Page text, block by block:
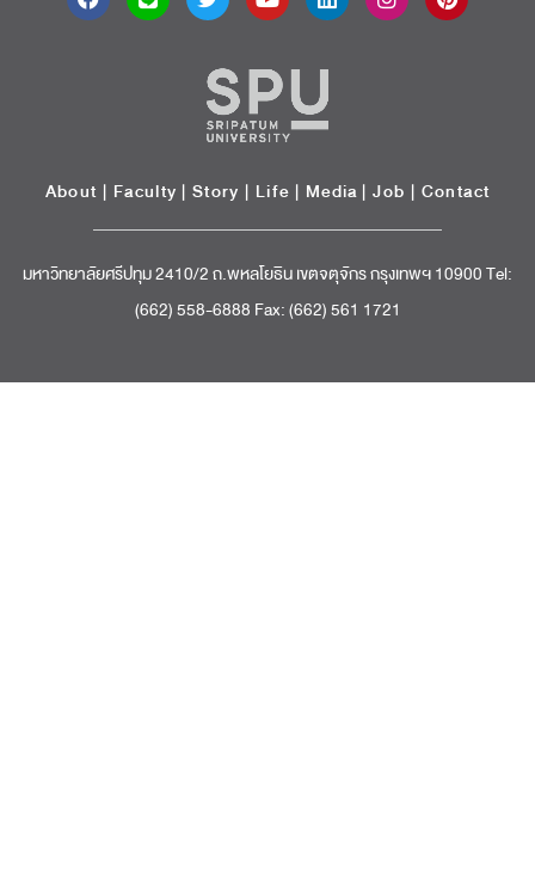
About | Faculty | Story | Life | Media |Job | Contact
มหาวิทยาลัยศรีปทุม 2410/2 ถ.พหลโยธิน เขตจตุจักร กรุงเทพฯ 10900 Tel:
(662) 558-6888 Fax: (662) 561 1721